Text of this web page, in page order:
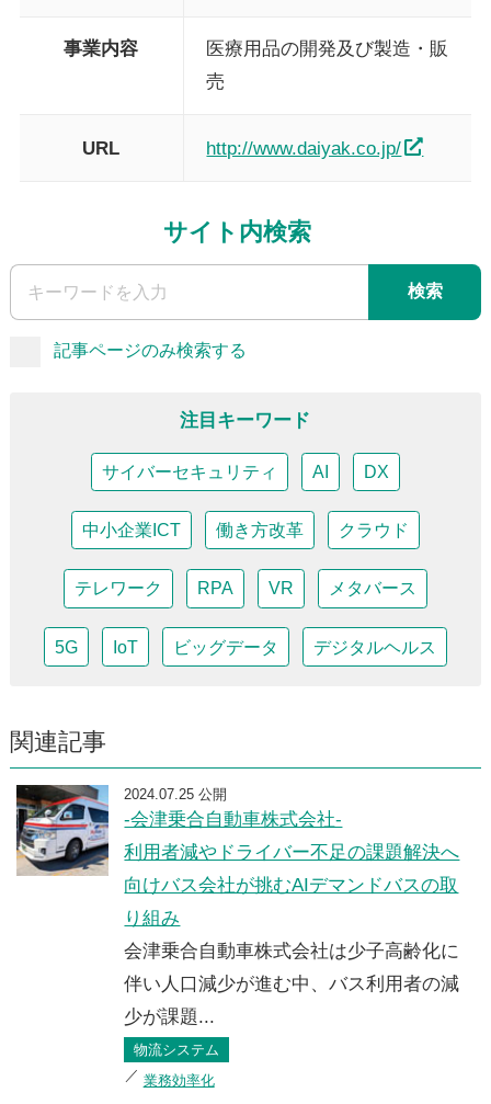
事業内容
医療用品の開発及び製造・販
売
URL http://www.daiyak.co.jp/
サイト内検索
検索
記事ページのみ検索する
注目キーワード
サイバーセキュリティ AI DX
中小企業ICT 働き方改革 クラウド
テレワーク RPA VR メタバース
5G IoT ビッグデータ デジタルヘルス
関連記事
2024.07.25 公開
-会津乗合自動車株式会社-
利用者減やドライバー不足の課題解決へ
向けバス会社が挑むAIデマンドバスの取
り組み
会津乗合自動車株式会社は少子高齢化に
伴い人口減少が進む中、バス利用者の減
少が課題...
物流システム
業務効率化